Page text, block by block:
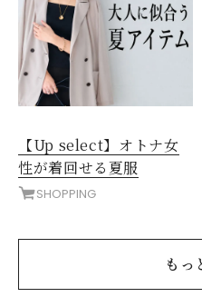
【Up select】オトナ女
性が着回せる夏服
SHOPPING
もっ